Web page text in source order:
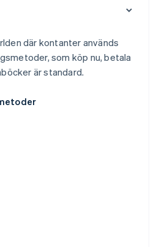
där kontanter används
som köp nu, betala
är standard.